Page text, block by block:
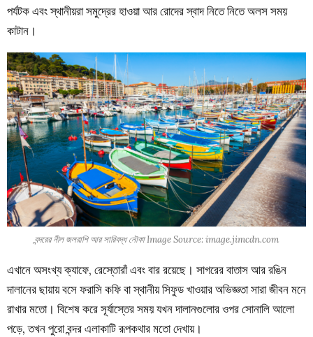
পর্যটক এবং স্থানীয়রা সমুদ্রের হাওয়া আর রোদের স্বাদ নিতে নিতে অলস সময়
কাটান।
বন্দরের নীল জলরাশি আর সারিবদ্ধ নৌকা Image Source: image.jimcdn.com
এখানে অসংখ্য ক্যাফে, রেস্তোরাঁ এবং বার রয়েছে। সাগরের বাতাস আর রঙিন
দালানের ছায়ায় বসে ফরাসি কফি বা স্থানীয় সিফুড খাওয়ার অভিজ্ঞতা সারা জীবন মনে
রাখার মতো। বিশেষ করে সূর্যাস্তের সময় যখন দালানগুলোর ওপর সোনালি আলো
পড়ে, তখন পুরো বন্দর এলাকাটি রূপকথার মতো দেখায়।